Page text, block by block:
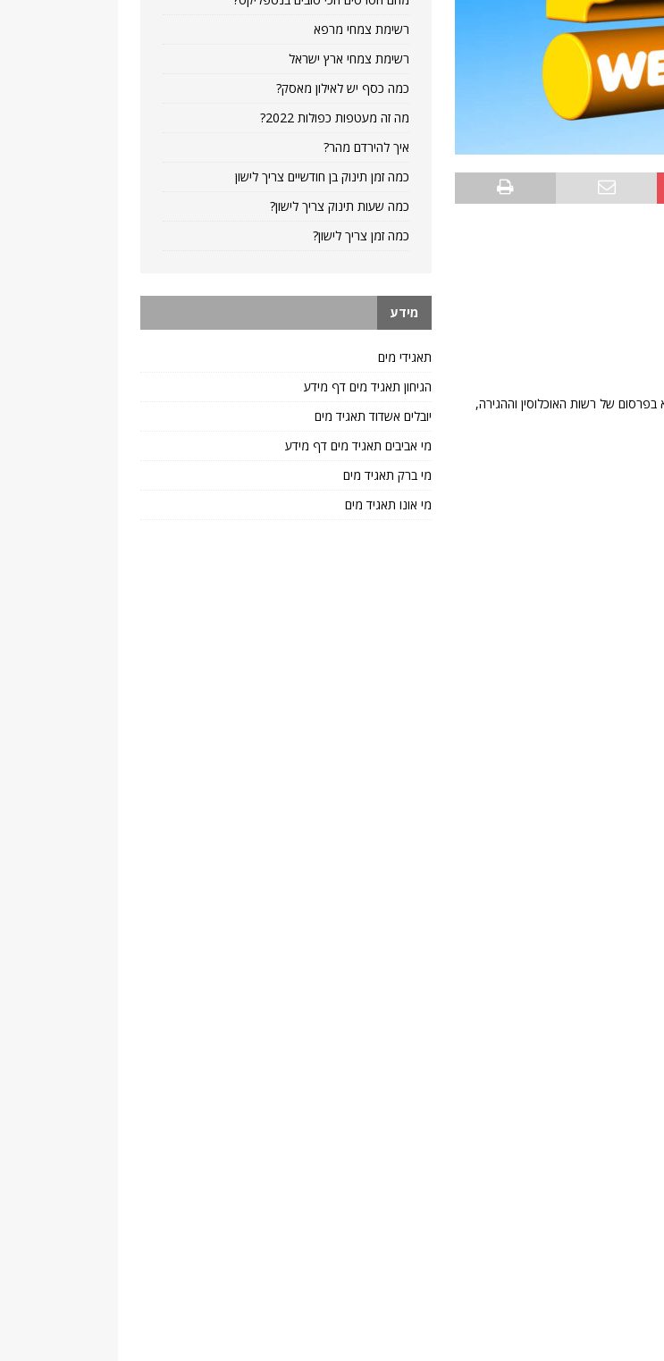
הוא בפרסום של רשות האוכלוסין וההגירה,
רשימת צמחי מרפא
רשימת צמחי ארץ ישראל
כמה כסף יש לאילון מאסק?
מה זה מעטפות כפולות 2022?
איך להירדם מהר?
כמה זמן תינוק בן חודשיים צריך לישון
כמה שעות תינוק צריך לישון?
כמה זמן צריך לישון?
מידע
תאגידי מים
הגיחון תאגיד מים דף מידע
יובלים אשדוד תאגיד מים
מי אביבים תאגיד מים דף מידע
מי ברק תאגיד מים
מי אונו תאגיד מים